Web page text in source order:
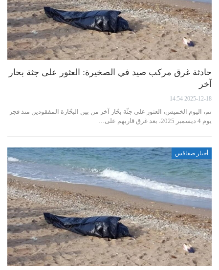
حادثة غرق مركب صيد في الصخيرة: العثور على جثة بحار
آخر
2025-12-18 14:54
تم، اليوم الخميس، العثور على جثّة بحّار آخر من بين البحّارة المفقودين منذ فجر
يوم 4 ديسمبر 2025، بعد غرق قاربهم على…
أخبار صفاقس